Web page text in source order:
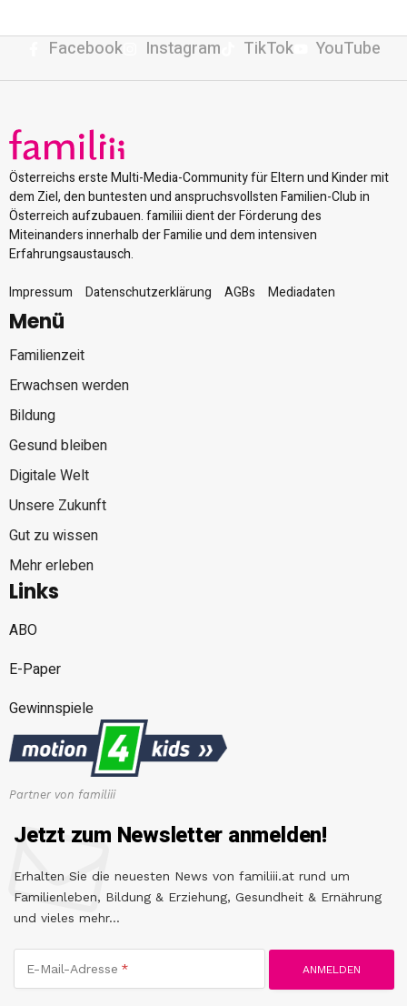
Facebook Instagram TikTok YouTube
Österreichs erste Multi-Media-Community für Eltern und Kinder mit
dem Ziel, den buntesten und anspruchsvollsten Familien-Club in
Österreich aufzubauen. familiii dient der Förderung des
Miteinanders innerhalb der Familie und dem intensiven
Erfahrungsaustausch.
Impressum
Datenschutzerklärung AGBs Mediadaten
Menü
Familienzeit
Erwachsen werden
Bildung
Gesund bleiben
Digitale Welt
Unsere Zukunft
Gut zu wissen
Mehr erleben
Links
ABO
E-Paper
Gewinnspiele
Partner von familiii
Jetzt zum Newsletter anmelden!
Erhalten Sie die neuesten News von familiii.at rund um
Familienleben, Bildung & Erziehung, Gesundheit & Ernährung
und vieles mehr...
E-Mail-Adresse